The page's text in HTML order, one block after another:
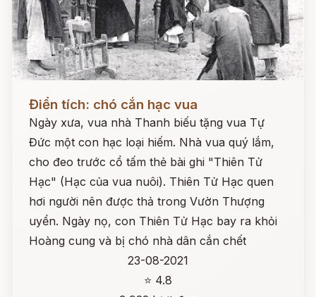
Đọc ngay
Điển tích: chó cắn hạc vua
Ngày xưa, vua nhà Thanh biếu tặng vua Tự
Đức một con hạc loại hiếm. Nhà vua quý lắm,
cho đeo trước cổ tấm thẻ bài ghi "Thiên Tử
Hạc" (Hạc của vua nuôi). Thiên Tử Hạc quen
hơi người nên được thả trong Vườn Thượng
uyển. Ngày nọ, con Thiên Tử Hạc bay ra khỏi
Hoàng cung và bị chó nhà dân cắn chết
23-08-2021
⭐ 4.8